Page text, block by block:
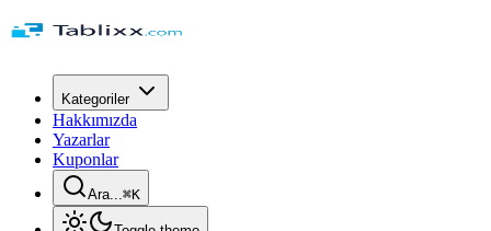
Kategoriler
Hakkımızda
Yazarlar
Kuponlar
Ara...⌘K